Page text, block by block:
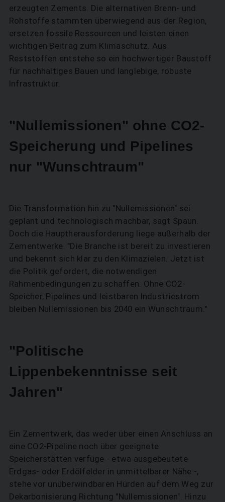
erzeugten Zements. Die alternativen Brenn- und
Rohstoffe stammten überwiegend aus der Region,
ersetzen fossile Ressourcen und leisten einen
wichtigen Beitrag zum Klimaschutz. Aus
Reststoffen entstehe so ein hochwertiger Baustoff
für nachhaltiges Bauen und langlebige, robuste
Infrastruktur.
"Nullemissionen" ohne CO2-
Speicherung und Pipelines
nur "Wunschtraum"
Die Transformation hin zu "Nullemissionen" sei
geplant und technologisch machbar, sagt Spaun.
Doch die Hauptherausforderung liege außerhalb der
Zementwerke. "Die Branche ist bereit zu investieren
und bekennt sich klar zu den Klimazielen. Jetzt ist
die Politik gefordert, die notwendigen
Rahmenbedingungen zu schaffen. Ohne CO2-
Speicher, Pipelines und leistbaren Industriestrom
bleiben Nullemissionen bis 2040 ein Wunschtraum."
"Politische
Lippenbekenntnisse seit
Jahren"
Ein Zementwerk, das weder über einen Anschluss an
eine CO2-Pipeline noch über geeignete
Speicherstätten verfüge - etwa ausgebeutete
Erdgas- oder Erdölfelder in unmittelbarer Nähe -,
stehe vor unüberwindbaren Hürden auf dem Weg zur
Dekarbonisierung Richtung "Nullemissionen". Hinzu